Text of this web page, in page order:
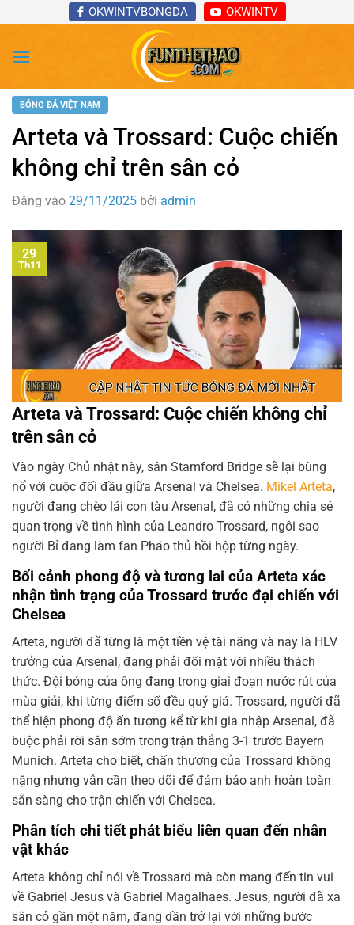
nội
OKWINTVBONGDA OKWINTV
BÓNG ĐÁ VIỆT NAM
Arteta và Trossard: Cuộc chiến
không chỉ trên sân cỏ
Đăng vào 29/11/2025 bởi admin
29
Th11
Arteta và Trossard: Cuộc chiến không chỉ
trên sân cỏ
Vào ngày Chủ nhật này, sân Stamford Bridge sẽ lại bùng
nổ với cuộc đối đầu giữa Arsenal và Chelsea. Mikel Arteta,
người đang chèo lái con tàu Arsenal, đã có những chia sẻ
quan trọng về tình hình của Leandro Trossard, ngôi sao
người Bỉ đang làm fan Pháo thủ hồi hộp từng ngày.
Bối cảnh phong độ và tương lai của Arteta xác
nhận tình trạng của Trossard trước đại chiến với
Chelsea
Arteta, người đã từng là một tiền vệ tài năng và nay là HLV
trưởng của Arsenal, đang phải đối mặt với nhiều thách
thức. Đội bóng của ông đang trong giai đoạn nước rút của
mùa giải, khi từng điểm số đều quý giá. Trossard, người đã
thể hiện phong độ ấn tượng kể từ khi gia nhập Arsenal, đã
buộc phải rời sân sớm trong trận thắng 3-1 trước Bayern
Munich. Arteta cho biết, chấn thương của Trossard không
nặng nhưng vẫn cần theo dõi để đảm bảo anh hoàn toàn
sẵn sàng cho trận chiến với Chelsea.
Phân tích chi tiết phát biểu liên quan đến nhân
vật khác
Arteta không chỉ nói về Trossard mà còn mang đến tin vui
về Gabriel Jesus và Gabriel Magalhaes. Jesus, người đã xa
sân cỏ gần một năm, đang dần trở lại với những bước